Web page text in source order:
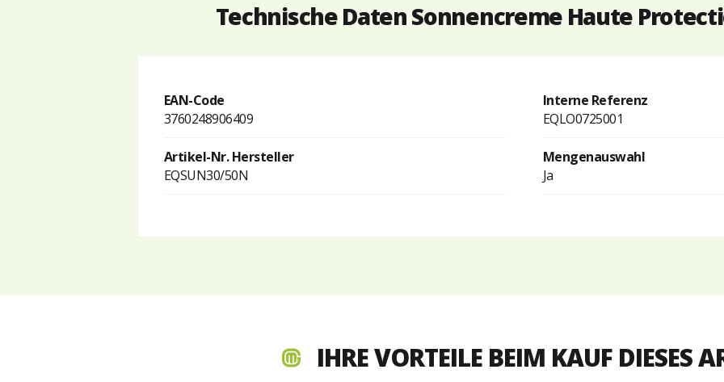
Technische Daten Sonnencreme Haute
EAN-Code
3760248906409
Interne Referenz
EQLO0725001
Artikel-Nr. Hersteller
EQSUN30/50N
Mengenauswahl
Ja
IHRE VORTEILE BEIM KAUF DIESES